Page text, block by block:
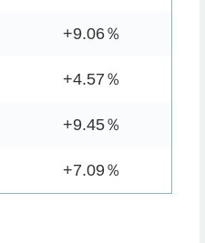
+9.06％
+4.57％
+9.45％
+7.09％